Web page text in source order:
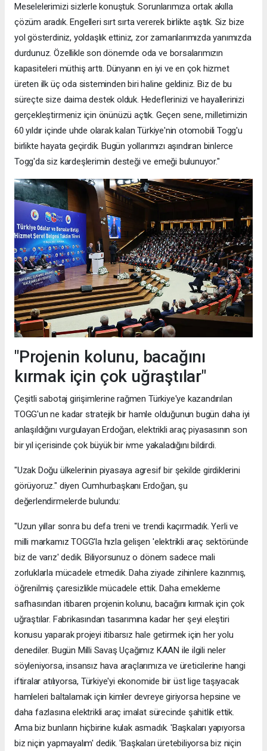
Meselelerimizi sizlerle konuştuk. Sorunlarımıza ortak akılla
çözüm aradık. Engelleri sırt sırta vererek birlikte aştık. Siz bize
yol gösterdiniz, yoldaşlık ettiniz, zor zamanlarımızda yanımızda
durdunuz. Özellikle son dönemde oda ve borsalarımızın
kapasiteleri müthiş arttı. Dünyanın en iyi ve en çok hizmet
üreten ilk üç oda sisteminden biri haline geldiniz. Biz de bu
süreçte size daima destek olduk. Hedeflerinizi ve hayallerinizi
gerçekleştirmeniz için önünüzü açtık. Geçen sene, milletimizin
60 yıldır içinde uhde olarak kalan Türkiye'nin otomobili Togg'u
birlikte hayata geçirdik. Bugün yollarımızı aşındıran binlerce
Togg'da siz kardeşlerimin desteği ve emeği bulunuyor."
"Projenin kolunu, bacağını
kırmak için çok uğraştılar"
Çeşitli sabotaj girişimlerine rağmen Türkiye'ye kazandırılan
TOGG'un ne kadar stratejik bir hamle olduğunun bugün daha iyi
anlaşıldığını vurgulayan Erdoğan, elektrikli araç piyasasının son
bir yıl içerisinde çok büyük bir ivme yakaladığını bildirdi.
"Uzak Doğu ülkelerinin piyasaya agresif bir şekilde girdiklerini
görüyoruz." diyen Cumhurbaşkanı Erdoğan, şu
değerlendirmelerde bulundu:
"Uzun yıllar sonra bu defa treni ve trendi kaçırmadık. Yerli ve
milli markamız TOGG'la hızla gelişen 'elektrikli araç sektöründe
biz de varız' dedik. Biliyorsunuz o dönem sadece mali
zorluklarla mücadele etmedik. Daha ziyade zihinlere kazınmış,
öğrenilmiş çaresizlikle mücadele ettik. Daha emekleme
safhasından itibaren projenin kolunu, bacağını kırmak için çok
uğraştılar. Fabrikasından tasarımına kadar her şeyi eleştiri
konusu yaparak projeyi itibarsız hale getirmek için her yolu
denediler. Bugün Milli Savaş Uçağımız KAAN ile ilgili neler
söyleniyorsa, insansız hava araçlarımıza ve üreticilerine hangi
iftiralar atılıyorsa, Türkiye'yi ekonomide bir üst lige taşıyacak
hamleleri baltalamak için kimler devreye giriyorsa hepsine ve
daha fazlasına elektrikli araç imalat sürecinde şahitlik ettik.
Ama biz bunların hiçbirine kulak asmadık. 'Başkaları yapıyorsa
biz niçin yapmayalım' dedik. 'Başkaları üretebiliyorsa biz niçin